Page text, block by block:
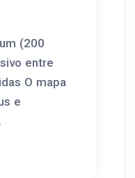
(200
entre
O mapa
e